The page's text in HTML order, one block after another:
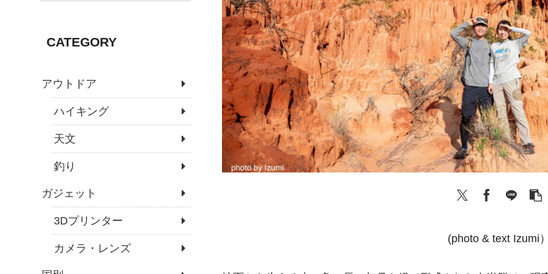
(photo & text Izumi
CATEGORY
アウトドア
ハイキング
天文
釣り
ガジェット
3Dプリンター
カメラ・レンズ